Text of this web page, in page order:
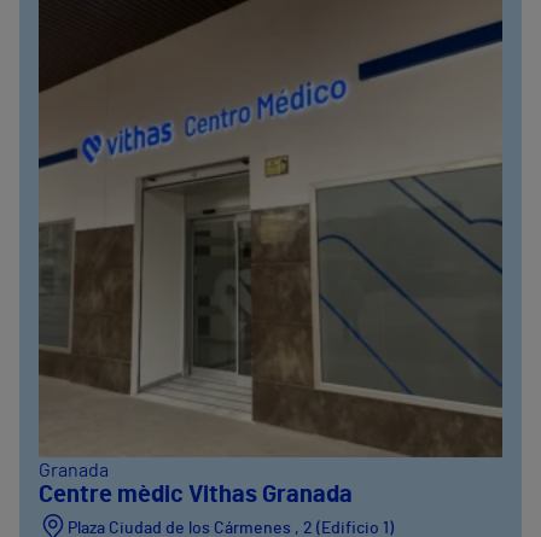
Granada
Centre mèdic Vithas Granada
Plaza Ciudad de los Cármenes , 2 (Edificio 1)